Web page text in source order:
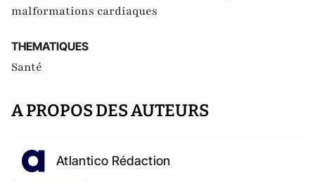
malformations cardiaques
THEMATIQUES
Santé
A PROPOS DES AUTEURS
Atlantico Rédaction